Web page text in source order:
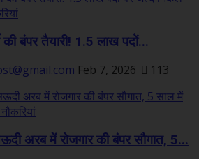
की बंपर तैयारी! 1.5 लाख पदों...
Feb 7, 2026 113
अरब में रोजगार की बंपर सौगात, 5...